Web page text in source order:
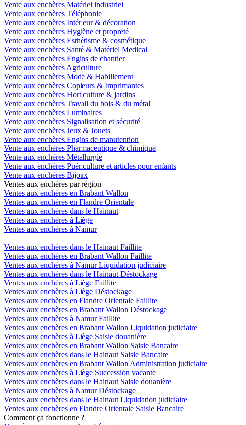
Vente aux enchères Matériel industriel
Vente aux enchères Téléphonie
Vente aux enchères Intérieur & décoration
Vente aux enchères Hygiène et propreté
Vente aux enchères Esthétisme & cosmétique
Vente aux enchères Santé & Matériel Medical
Vente aux enchères Engins de chantier
Vente aux enchères Agriculture
Vente aux enchères Mode & Habillement
Vente aux enchères Copieurs & Imprimantes
Vente aux enchères Horticulture & jardins
Vente aux enchères Travail du bois & du métal
Vente aux enchères Luminaires
Vente aux enchères Signalisation et sécurité
Vente aux enchères Jeux & Jouets
Vente aux enchères Engins de manutention
Vente aux enchères Pharmaceutique & chimique
Vente aux enchères Métallurgie
Vente aux enchères Puériculture et articles pour enfants
Vente aux enchères Bijoux
Ventes aux enchères par région
Ventes aux enchères en Brabant Wallon
Ventes aux enchères en Flandre Orientale
Ventes aux enchères dans le Hainaut
Ventes aux enchères à Liège
Ventes aux enchères à Namur
Ventes aux enchères dans le Hainaut Faillite
Ventes aux enchères en Brabant Wallon Faillite
Ventes aux enchères à Namur Liquidation judiciaire
Ventes aux enchères dans le Hainaut Déstockage
Ventes aux enchères à Liège Faillite
Ventes aux enchères à Liège Déstockage
Ventes aux enchères en Flandre Orientale Faillite
Ventes aux enchères en Brabant Wallon Déstockage
Ventes aux enchères à Namur Faillite
Ventes aux enchères en Brabant Wallon Liquidation judiciaire
Ventes aux enchères à Liège Saisie douanière
Ventes aux enchères en Brabant Wallon Saisie Bancaire
Ventes aux enchères dans le Hainaut Saisie Bancaire
Ventes aux enchères en Brabant Wallon Administration judiciaire
Ventes aux enchères à Liège Succession vacante
Ventes aux enchères dans le Hainaut Saisie douanière
Ventes aux enchères à Namur Déstockage
Ventes aux enchères dans le Hainaut Liquidation judiciaire
Ventes aux enchères en Flandre Orientale Saisie Bancaire
Comment ça fonctionne ?